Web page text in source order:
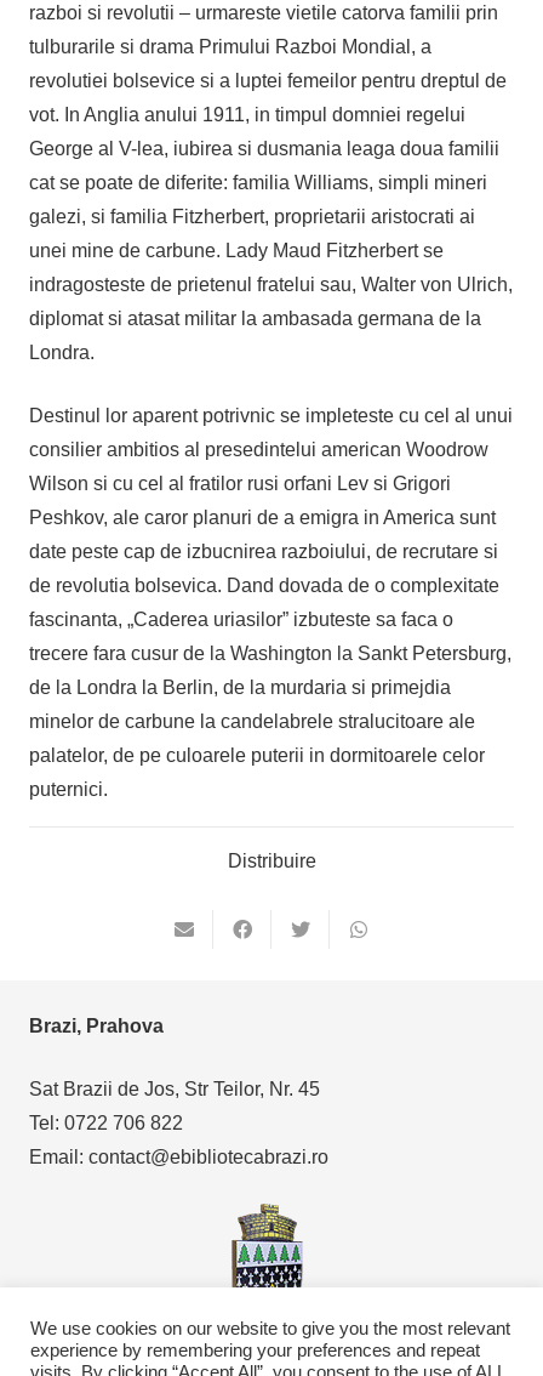
razboi si revolutii – urmareste vietile catorva familii prin
tulburarile si drama Primului Razboi Mondial, a
revolutiei bolsevice si a luptei femeilor pentru dreptul de
vot. In Anglia anului 1911, in timpul domniei regelui
George al V-lea, iubirea si dusmania leaga doua familii
cat se poate de diferite: familia Williams, simpli mineri
galezi, si familia Fitzherbert, proprietarii aristocrati ai
unei mine de carbune. Lady Maud Fitzherbert se
indragosteste de prietenul fratelui sau, Walter von Ulrich,
diplomat si atasat militar la ambasada germana de la
Londra.
Destinul lor aparent potrivnic se impleteste cu cel al unui
consilier ambitios al presedintelui american Woodrow
Wilson si cu cel al fratilor rusi orfani Lev si Grigori
Peshkov, ale caror planuri de a emigra in America sunt
date peste cap de izbucnirea razboiului, de recrutare si
de revolutia bolsevica. Dand dovada de o complexitate
fascinanta, „Caderea uriasilor” izbuteste sa faca o
trecere fara cusur de la Washington la Sankt Petersburg,
de la Londra la Berlin, de la murdaria si primejdia
minelor de carbune la candelabrele stralucitoare ale
palatelor, de pe culoarele puterii in dormitoarele celor
puternici.
Distribuire
Brazi, Prahova
Sat Brazii de Jos, Str Teilor, Nr. 45
Tel: 0722 706 822
Email: contact@ebibliotecabrazi.ro
We use cookies on our website to give you the most relevant
experience by remembering your preferences and repeat